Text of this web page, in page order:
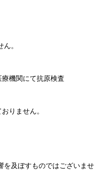
。
機関にて抗原検査
りません。
を及ぼすものではございませ